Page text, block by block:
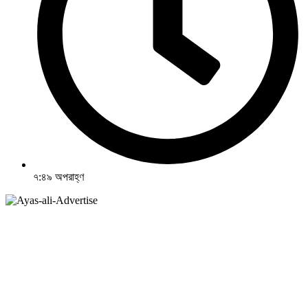
৭:৪৯ অপরাহ্ণ